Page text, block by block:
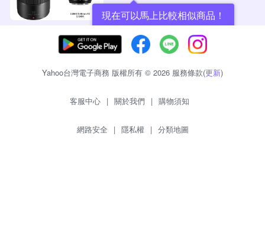
現在可以馬上比較相似商品！
Yahoo台灣電子商務 版權所有 © 2026 服務條款(更新)
客服中心 | 關於我們 | 購物須知
網路安全 | 隱私權 | 分類地圖